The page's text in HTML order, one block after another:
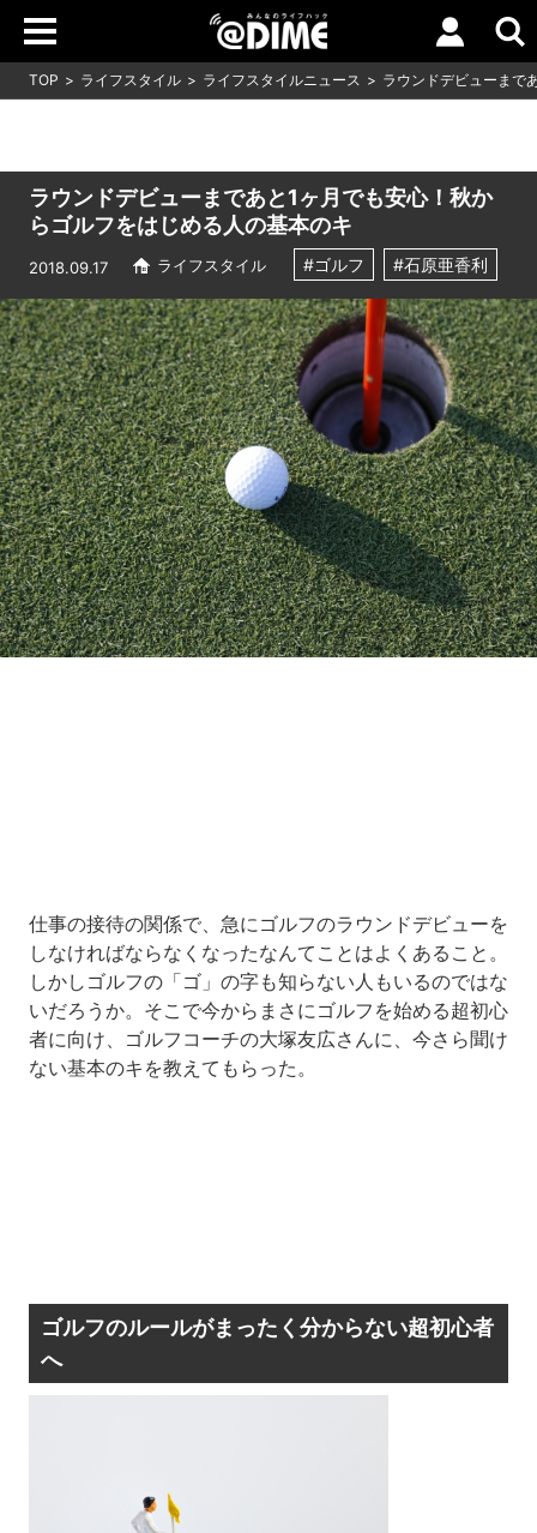
TOP ライフスタイル ライフスタイルニュース ラウンドデビューまで
ラウンドデビューまであと1ヶ月でも安心！秋か
らゴルフをはじめる人の基本のキ
2018.09.17 ライフスタイル #ゴルフ #石原亜香利
仕事の接待の関係で、急にゴルフのラウンドデビューを
しなければならなくなったなんてことはよくあること。
しかしゴルフの「ゴ」の字も知らない人もいるのではな
いだろうか。そこで今からまさにゴルフを始める超初心
者に向け、ゴルフコーチの大塚友広さんに、今さら聞け
ない基本のキを教えてもらった。
ゴルフのルールがまったく分からない超初心者
へ